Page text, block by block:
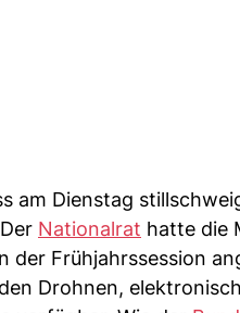
am Dienstag
Nationalrat hatte die
der Frühjahrssession
Drohnen,